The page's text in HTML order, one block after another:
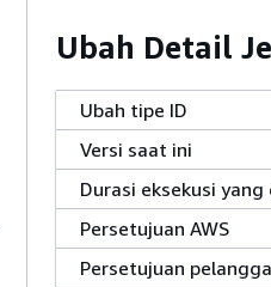
Ubah Detail
Ubah tipe ID
Versi saat ini
Durasi eksekusi yang
Persetujuan AWS
Persetujuan